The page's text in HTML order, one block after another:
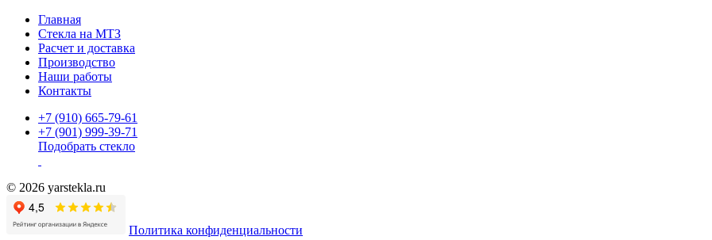
Главная
Стекла на МТЗ
Расчет и доставка
Производство
Наши работы
Контакты
+7 (910) 665-79-61
+7 (901) 999-39-71
Подобрать стекло
© 2026 yarstekla.ru
Политика конфиденциальности